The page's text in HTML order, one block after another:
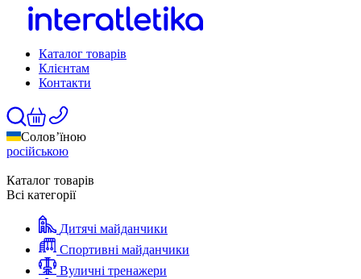
Каталог товарів
Клієнтам
Контакти
Солов’їною
російською
Каталог товарів
Всі категорії
Дитячі майданчики
Спортивні майданчики
Вуличні тренажери